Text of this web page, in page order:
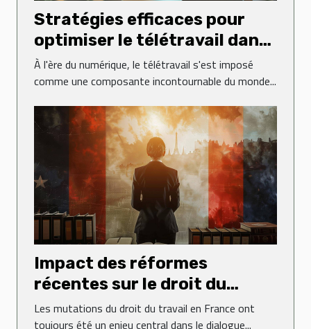
Stratégies efficaces pour
optimiser le télétravail dans
votre entreprise
À l'ère du numérique, le télétravail s'est imposé
comme une composante incontournable du monde...
Impact des réformes
récentes sur le droit du
travail en France
Les mutations du droit du travail en France ont
toujours été un enjeu central dans le dialogue...